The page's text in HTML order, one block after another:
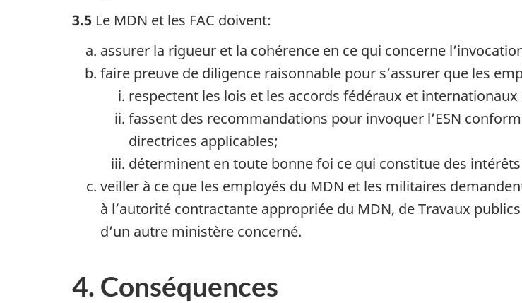
3.5 Le MDN et les FAC doivent:
assurer la rigueur et la cohérence en ce qui concerne
faire preuve de diligence raisonnable pour s’assurer que les
respectent les lois et les accords fédéraux et internationaux
fassent des recommandations pour invoquer l’ESN
directrices applicables;
déterminent en toute bonne foi ce qui constitue des
veiller à ce que les employés du MDN et les militaires
à l’autorité contractante appropriée du MDN, de Travaux
d’un autre ministère concerné.
4. Conséquences